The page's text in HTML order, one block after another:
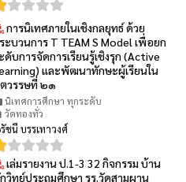
การนิเทศภายในเชิงกลยุทธ์ ด้วย
ะบวนการ T TEAM S Model เพื่อยก
ดับการจัดการเรียนรู้เชิงรุก (Active
และพัฒนาทักษะผู้เรียนใน
วรรษที่ ๒๑
นิเทศการศึกษา ทุกระดับ
วัดทองทั่ว
รัชนี บรรเทาวงศ์
เล่มรายงาน ป.1-3 32 กิจกรรม บ้าน
วิทย์ประถมศึกษา รร.วัดสามผาน